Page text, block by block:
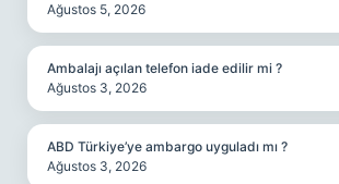
Ağustos 5, 2026
Ambalajı açılan telefon iade edilir mi ?
Ağustos 3, 2026
ABD Türkiye’ye ambargo uyguladı mı ?
Ağustos 3, 2026